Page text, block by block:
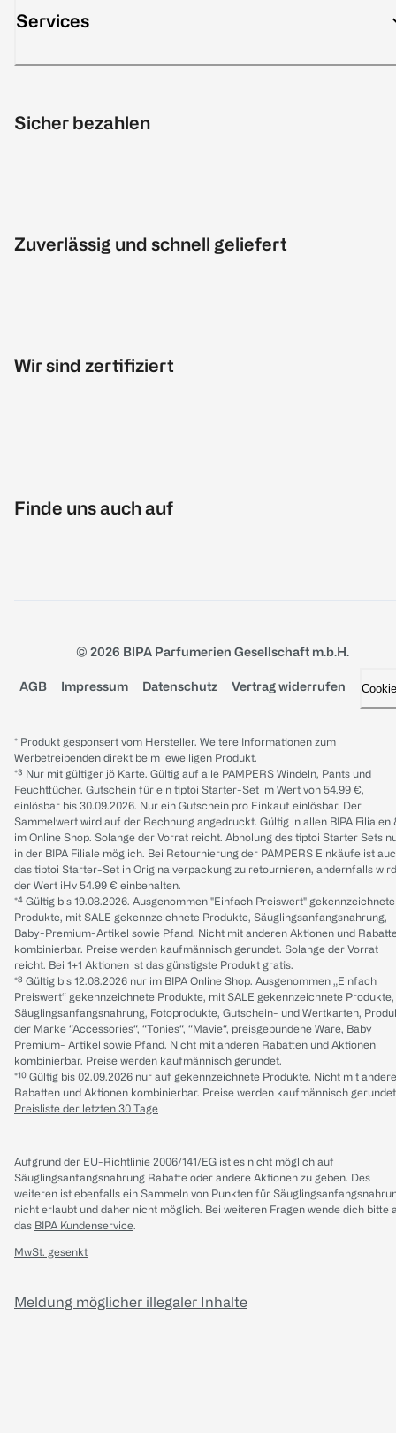
Services
Sicher bezahlen
Zuverlässig und schnell geliefert
Wir sind zertifiziert
Finde uns auch auf
© 2026 BIPA Parfumerien Gesellschaft m.b.H.
AGB Impressum Datenschutz Vertrag widerrufen
* Produkt gesponsert vom Hersteller. Weitere Informationen zum
Werbetreibenden direkt beim jeweiligen Produkt.
*³ Nur mit gültiger jö Karte. Gültig auf alle PAMPERS Windeln, Pants und
Feuchttücher. Gutschein für ein tiptoi Starter-Set im Wert von 54.99 €,
einlösbar bis 30.09.2026. Nur ein Gutschein pro Einkauf einlösbar. Der
Sammelwert wird auf der Rechnung angedruckt. Gültig in allen BIPA Filialen
im Online Shop. Solange der Vorrat reicht. Abholung des tiptoi Starter Sets
in der BIPA Filiale möglich. Bei Retournierung der PAMPERS Einkäufe ist
das tiptoi Starter-Set in Originalverpackung zu retournieren, andernfalls wird
der Wert iHv 54.99 € einbehalten.
*⁴ Gültig bis 19.08.2026. Ausgenommen "Einfach Preiswert" gekennzeichnete
Produkte, mit SALE gekennzeichnete Produkte, Säuglingsanfangsnahrung,
Baby-Premium-Artikel sowie Pfand. Nicht mit anderen Aktionen und
kombinierbar. Preise werden kaufmännisch gerundet. Solange der Vorrat
reicht. Bei 1+1 Aktionen ist das günstigste Produkt gratis.
*⁸ Gültig bis 12.08.2026 nur im BIPA Online Shop. Ausgenommen „Einfach
Preiswert“ gekennzeichnete Produkte, mit SALE gekennzeichnete Produkte,
Säuglingsanfangsnahrung, Fotoprodukte, Gutschein- und Wertkarten,
der Marke “Accessories“, “Tonies“, “Mavie“, preisgebundene Ware, Baby
Premium- Artikel sowie Pfand. Nicht mit anderen Rabatten und Aktionen
kombinierbar. Preise werden kaufmännisch gerundet.
*¹⁰ Gültig bis 02.09.2026 nur auf gekennzeichnete Produkte. Nicht mit
Rabatten und Aktionen kombinierbar. Preise werden kaufmännisch
Preisliste der letzten 30 Tage
Aufgrund der EU-Richtlinie 2006/141/EG ist es nicht möglich auf
Säuglingsanfangsnahrung Rabatte oder andere Aktionen zu geben. Des
weiteren ist ebenfalls ein Sammeln von Punkten für
nicht erlaubt und daher nicht möglich. Bei weiteren Fragen wende dich bitte
das BIPA Kundenservice.
MwSt. gesenkt
Meldung möglicher illegaler Inhalte